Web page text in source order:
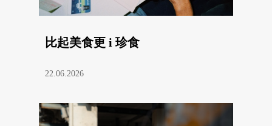
比起美食更 i 珍食
22.06.2026